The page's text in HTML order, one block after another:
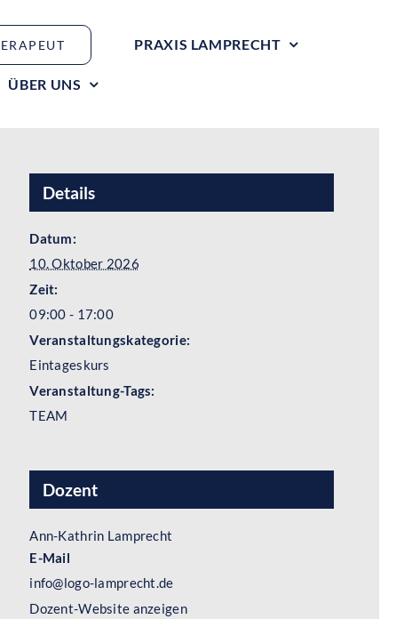
PRAXIS LAMPRECHT
ÜBER UNS
Details
Datum:
10. Oktober 2026
Zeit:
09:00 - 17:00
Veranstaltungskategorie:
Eintageskurs
Veranstaltung-Tags:
TEAM
Dozent
Ann-Kathrin Lamprecht
E-Mail
info@logo-lamprecht.de
Dozent-Website anzeigen